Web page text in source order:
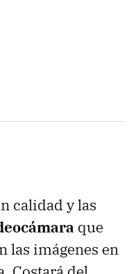
calidad y las
que
las imágenes en